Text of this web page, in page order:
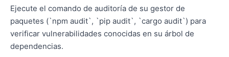
Ejecute el comando de auditoría de su gestor de
paquetes (`npm audit`, `pip audit`, `cargo audit`) para
verificar vulnerabilidades conocidas en su árbol de
dependencias.